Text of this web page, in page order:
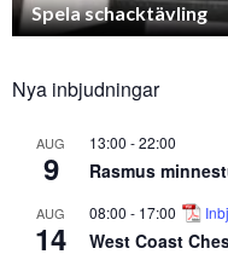
Spela schacktävling
Nya inbjudningar
AUG
9
13:00 -22:00
Rasmus
AUG
14
08:00 - 17:00
West Coast